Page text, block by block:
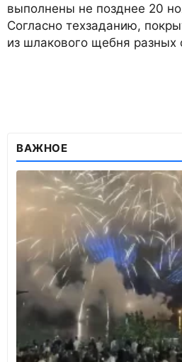
выполнены не позднее 20
Согласно техзаданию,
из шлакового щебня разных
ВАЖНОЕ